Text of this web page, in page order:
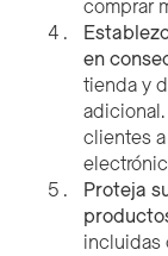
comprar
en
tienda y
clientes
Proteja
incluidas